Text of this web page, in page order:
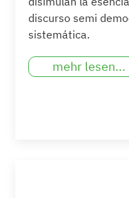
discurso semi
sistemática.
mehr lesen...